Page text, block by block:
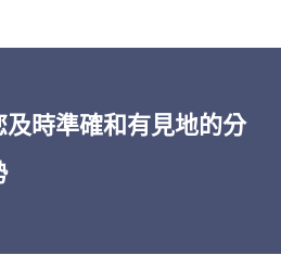
令人印象深刻。在我五
報，
時準確和有見地的分